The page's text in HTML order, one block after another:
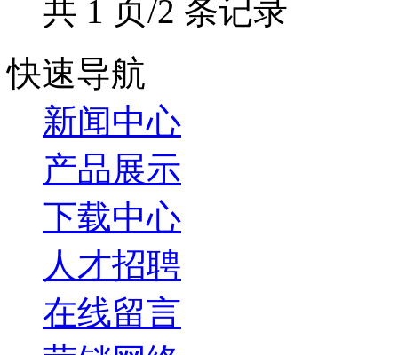
共 1 页/2 条记录
快速导航
新闻中心
产品展示
下载中心
人才招聘
在线留言